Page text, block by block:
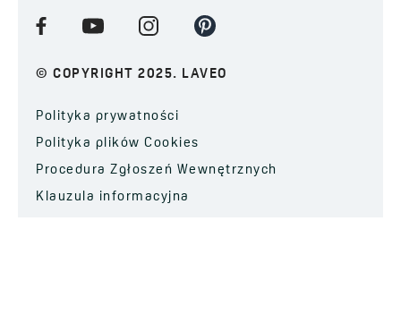
© COPYRIGHT 2025. LAVEO
Polityka prywatności
Polityka plików Cookies
Procedura Zgłoszeń Wewnętrznych
Klauzula informacyjna